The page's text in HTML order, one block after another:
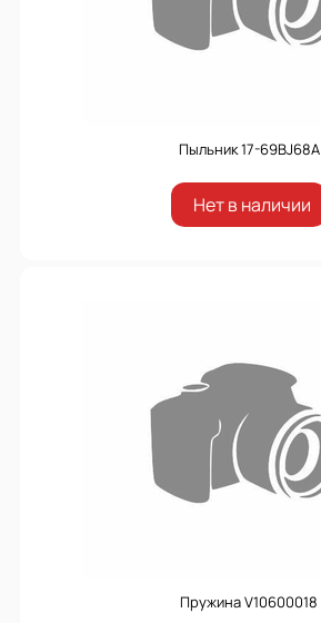
Пыльник 17-69BJ68A
Нет в наличии
Пружина V10600018